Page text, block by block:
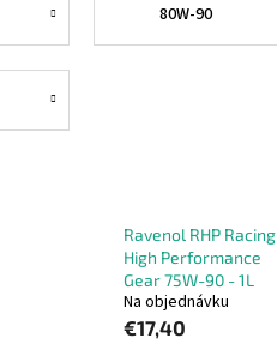
80W-90
Ravenol RHP Racing
High Performance
Gear 75W-90 - 1L
Na objednávku
€17,40